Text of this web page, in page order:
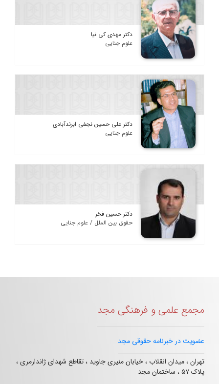
دکتر مهدی کی نیا
علوم جنایی
دکتر علی حسین نجفی ابرندآبادی
علوم جنایی
دکتر حسین فخر
حقوق بین الملل / علوم جنایی
مجمع علمی و فرهنگی مجد
عضویت در خبرنامه حقوقی مجد
تهران ، میدان انقلاب ، خیابان منیری جاوید ، تقاطع شهدای ژاندارمری ،
پلاک ۵۷ ، ساختمان مجد